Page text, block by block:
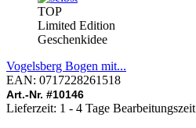
TOP
Limited Edition
Geschenkidee
Vogelsberg Bogen mit...
EAN: 0717228261518
Art.-Nr. #10146
Lieferzeit: 1 - 4 Tage Bearbeitungszeit